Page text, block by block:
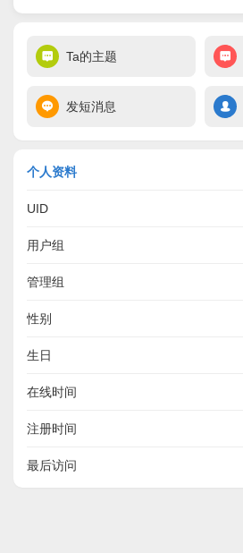
Ta的主题
发短消息
个人资料
UID
用户组
管理组
性别
生日
在线时间
注册时间
最后访问